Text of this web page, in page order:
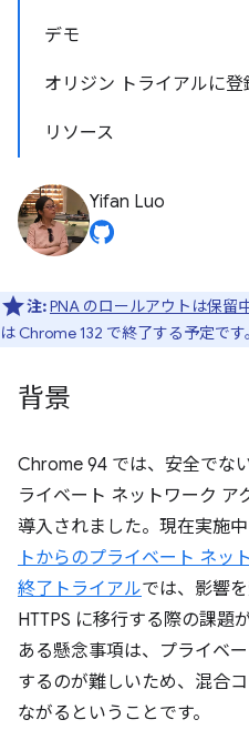
デモ
オリジン トライアルに登
リソース
Yifan Luo
注:PNA のロールアウトは保留
は Chrome 132 で終了する予定です。
背景
Chrome 94 では、安全でな
ライベート ネットワーク ア
導入されました。現在実施
トからのプライベート ネッ
終了トライアルでは、影響
HTTPS に移行する際の課題
ある懸念事項は、プライベ
するのが難しいため、混合
ながるということです。